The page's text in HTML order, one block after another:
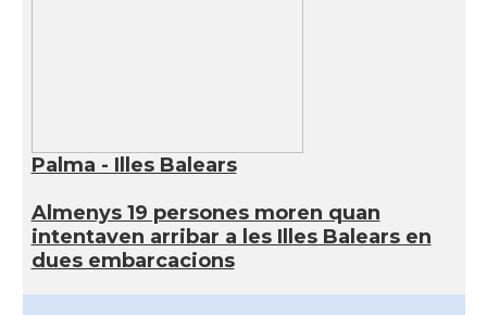
Palma - Illes Balears
Almenys 19 persones moren quan
intentaven arribar a les Illes Balears en
dues embarcacions